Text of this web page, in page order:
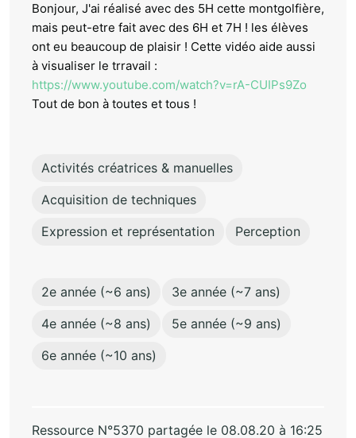
Bonjour, J'ai réalisé avec des 5H cette montgolfière,
mais peut-etre fait avec des 6H et 7H ! les élèves
ont eu beaucoup de plaisir ! Cette vidéo aide aussi
à visualiser le trravail :
https://www.youtube.com/watch?v=rA-CUIPs9Zo
Tout de bon à toutes et tous !
Activités créatrices & manuelles
Acquisition de techniques
Expression et représentation
Perception
2e année (~6 ans)
3e année (~7 ans)
4e année (~8 ans)
5e année (~9 ans)
6e année (~10 ans)
Ressource N°5370 partagée le 08.08.20 à 16:25